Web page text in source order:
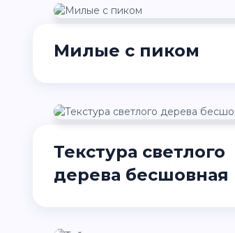
Милые с пиком
Текстура светлого
дерева бесшовная